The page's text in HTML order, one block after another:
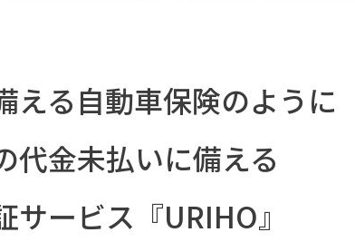
える自動車保険のように
代金未払いに備える
サービス『URIHO』